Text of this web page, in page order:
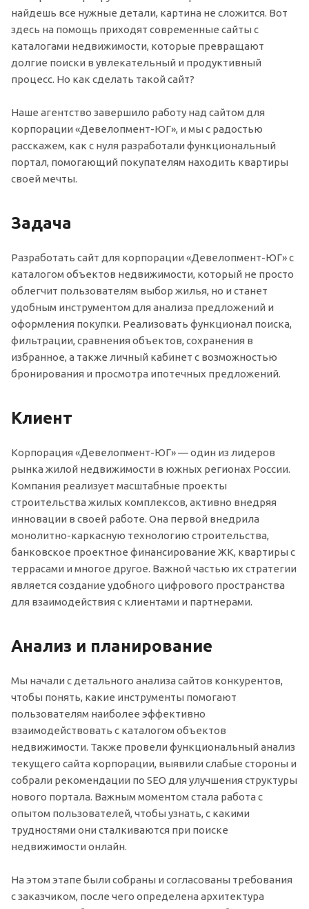
найдешь все нужные детали, картина не сложится. Вот
здесь на помощь приходят современные сайты с
каталогами недвижимости, которые превращают
долгие поиски в увлекательный и продуктивный
процесс. Но как сделать такой сайт?
Наше агентство завершило работу над сайтом для
корпорации «Девелопмент-ЮГ», и мы с радостью
расскажем, как с нуля разработали функциональный
портал, помогающий покупателям находить квартиры
своей мечты.
Задача
Разработать сайт для корпорации «Девелопмент-ЮГ» с
каталогом объектов недвижимости, который не просто
облегчит пользователям выбор жилья, но и станет
удобным инструментом для анализа предложений и
оформления покупки. Реализовать функционал поиска,
фильтрации, сравнения объектов, сохранения в
избранное, а также личный кабинет с возможностью
бронирования и просмотра ипотечных предложений.
Клиент
Корпорация «Девелопмент-ЮГ» — один из лидеров
рынка жилой недвижимости в южных регионах России.
Компания реализует масштабные проекты
строительства жилых комплексов, активно внедряя
инновации в своей работе. Она первой внедрила
монолитно-каркасную технологию строительства,
банковское проектное финансирование ЖК, квартиры с
террасами и многое другое. Важной частью их стратегии
является создание удобного цифрового пространства
для взаимодействия с клиентами и партнерами.
Анализ и планирование
Мы начали с детального анализа сайтов конкурентов,
чтобы понять, какие инструменты помогают
пользователям наиболее эффективно
взаимодействовать с каталогом объектов
недвижимости. Также провели функциональный анализ
текущего сайта корпорации, выявили слабые стороны и
собрали рекомендации по SEO для улучшения структуры
нового портала. Важным моментом стала работа с
опытом пользователей, чтобы узнать, с какими
трудностями они сталкиваются при поиске
недвижимости онлайн.
На этом этапе были собраны и согласованы требования
с заказчиком, после чего определена архитектура